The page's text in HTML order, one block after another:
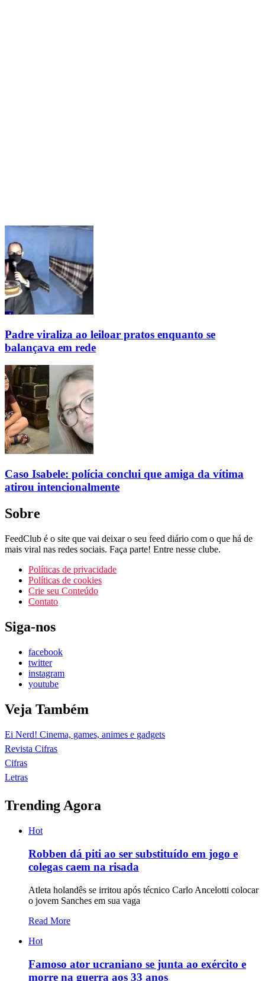
Padre viraliza ao leiloar pratos enquanto se
balançava em rede
Caso Isabele: polícia conclui que amiga da vítima
atirou intencionalmente
Sobre
FeedClub é o site que vai deixar o seu feed diário com o que há de
mais viral nas redes sociais. Faça parte! Entre nesse clube.
Políticas de privacidade
Políticas de cookies
Crie seu Conteúdo
Contato
Siga-nos
facebook
twitter
instagram
youtube
Veja Também
Ei Nerd! Cinema, games, animes e gadgets
Revista Cifras
Cifras
Letras
Trending Agora
Hot
Robben dá piti ao ser substituído em jogo e
colegas caem na risada
Atleta holandês se irritou após técnico Carlo Ancelotti colocar
o jovem Sanches em sua vaga
Read More
Hot
Famoso ator ucraniano se junta ao exército e
morre na guerra aos 33 anos